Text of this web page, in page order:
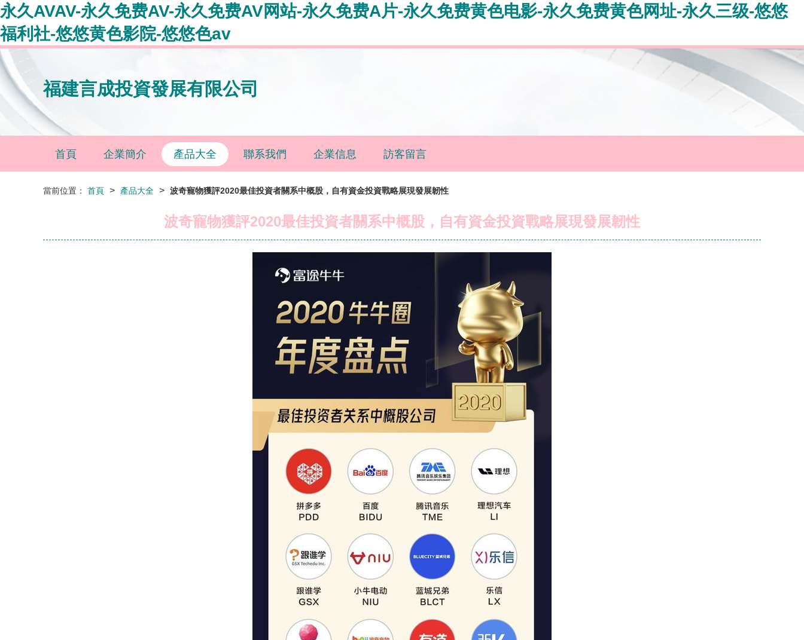
永久AVAV-永久免费AV-永久免费AV网站-永久免费A片-永久免费黄色电影-永久免费黄色网址-永久三级-悠悠
福利社-悠悠黄色影院-悠悠色av
福建言成投資發展有限公司
首頁 企業簡介 產品大全 聯系我們 企業信息 訪客留言
當前位置： 首頁 > 產品大全 > 波奇寵物獲評2020最佳投資者關系中概股，自有資金投資戰略展現發展韌性
波奇寵物獲評2020最佳投資者關系中概股，自有資金投資戰略展現發展韌性